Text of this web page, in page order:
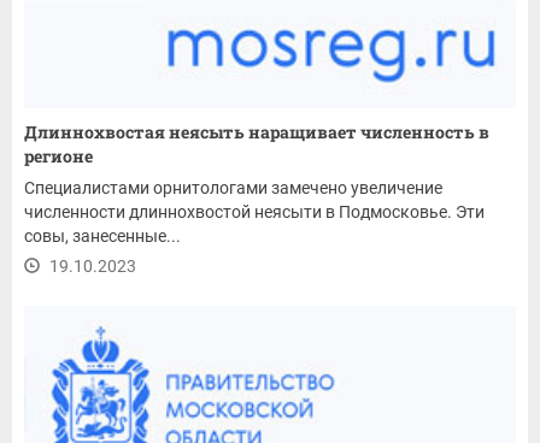
Длиннохвостая неясыть наращивает численность в
регионе
Специалистами орнитологами замечено увеличение
численности длиннохвостой неясыти в Подмосковье. Эти
совы, занесенные...
19.10.2023